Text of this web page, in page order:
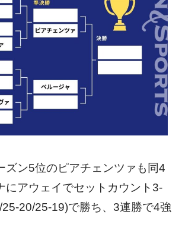
ズン5位のピアチェンツァも同4
にアウェイでセットカウント3-
20/25-19)で勝ち、3連勝で4強